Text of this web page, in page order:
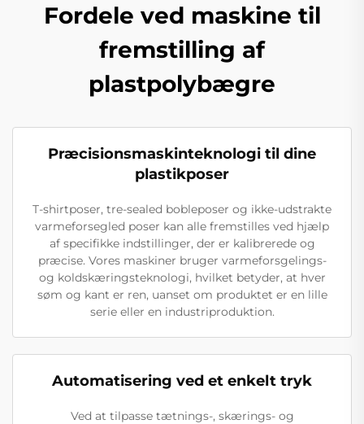
Fordele ved maskine til
fremstilling af
plastpolybægre
Præcisionsmaskinteknologi til dine
plastikposer
T-shirtposer, tre-sealed bobleposer og ikke-udstrakte
varmeforsegled poser kan alle fremstilles ved hjælp
af specifikke indstillinger, der er kalibrerede og
præcise. Vores maskiner bruger varmeforsgelings-
og koldskæringsteknologi, hvilket betyder, at hver
søm og kant er ren, uanset om produktet er en lille
serie eller en industriproduktion.
Automatisering ved et enkelt tryk
Ved at tilpasse tætnings-, skærings- og